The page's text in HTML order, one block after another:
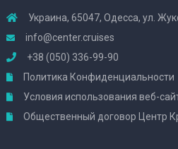
Украина, 65047, Одесса, ул.
info@center.cruises
+38 (050) 336-99-90
Политика Конфиденциальности
Условия использования веб-
Общественный договор Центр